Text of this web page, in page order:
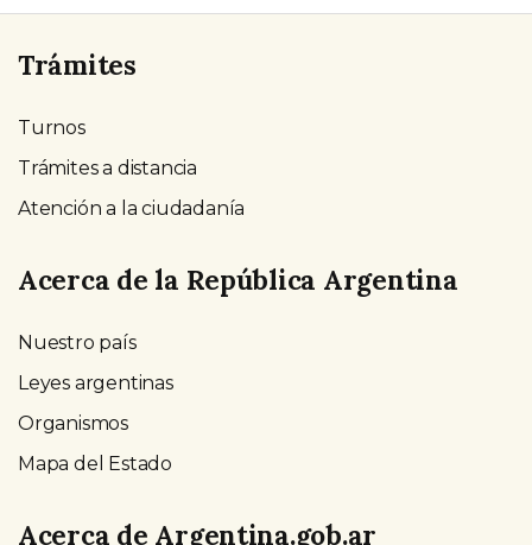
Trámites
Turnos
Trámites a distancia
Atención a la ciudadanía
Acerca de la República Argentina
Nuestro país
Leyes argentinas
Organismos
Mapa del Estado
Acerca de Argentina.gob.ar